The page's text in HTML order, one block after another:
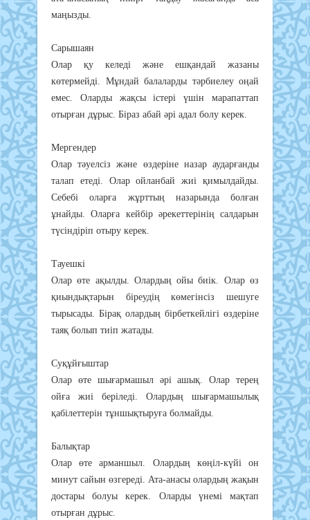
маңызды.
Сарышаян
Олар қу келеді және ешқандай жазаны
көтермейді. Мұндай балаларды тәрбиелеу оңай
емес. Оларды жақсы істері үшін марапаттап
отырған дұрыс. Біраз абай әрі адал болу керек.
Мергендер
Олар тәуелсіз және өздеріне назар аударғанды
талап етеді. Олар ойланбай жиі қимылдайды.
Себебі оларға жұрттың назарында болған
ұнайды. Оларға кейбір әрекеттерінің салдарын
түсіндіріп отыру керек.
Тауешкі
Олар өте ақылды. Олардың ойы биік. Олар өз
қиындықтарын біреудің көмегінсіз шешуге
тырысады. Бірақ олардың бірбеткейлігі өздеріне
таяқ болып тиіп жатады.
Суқұйғыштар
Олар өте шығармашыл әрі ашық. Олар терең
ойға жиі беріледі. Олардың шығармашылық
қабілеттерін тұншықтыруға болмайды.
Балықтар
Олар өте арманшыл. Олардың көңіл-күйі он
минут сайын өзгереді. Ата-анасы олардың жақын
достары болуы керек. Оларды үнемі мақтап
отырған дұрыс.